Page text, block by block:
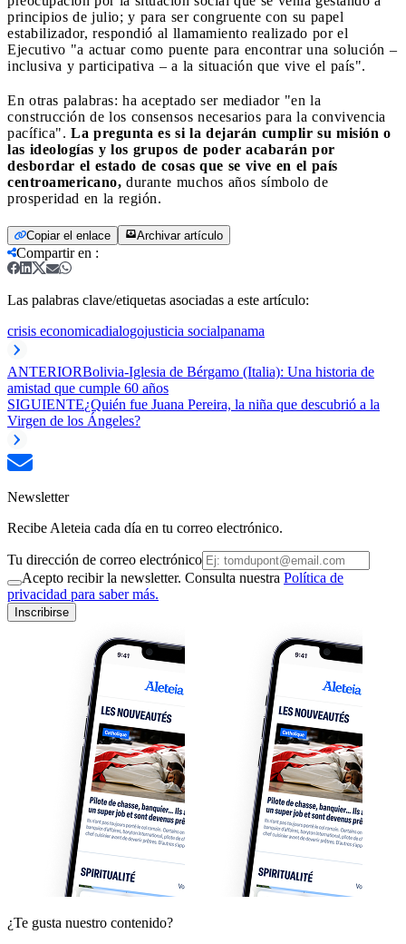
principios de julio; y para ser congruente con su papel
estabilizador, respondió al llamamiento realizado por el
Ejecutivo "a actuar como puente para encontrar una solución –
inclusiva y participativa – a la situación que vive el país".
En otras palabras: ha aceptado ser mediador "en la
construcción de los consensos necesarios para la convivencia
pacífica". La pregunta es si la dejarán cumplir su misión o
las ideologías y los grupos de poder acabarán por
desbordar el estado de cosas que se vive en el país
centroamericano, durante muchos años símbolo de
prosperidad en la región.
Copiar el enlace Archivar artículo
Compartir en :
Las palabras clave/etiquetas asociadas a este artículo:
crisis economicadialogojusticia socialpanama
ANTERIORBolivia-Iglesia de Bérgamo (Italia): Una historia de
amistad que cumple 60 años
SIGUIENTE¿Quién fue Juana Pereira, la niña que descubrió a la
Virgen de los Ángeles?
Newsletter
Recibe Aleteia cada día en tu correo electrónico.
Tu dirección de correo electrónico
Acepto recibir la newsletter. Consulta nuestra Política de
privacidad para saber más.
Inscribirse
¿Te gusta nuestro contenido?